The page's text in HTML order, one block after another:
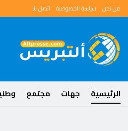
من نحن سياسة الخصوصية اتصل بنا
الرئيسية جهات مجتمع